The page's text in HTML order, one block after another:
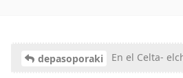
depasoporaki En el Celta-